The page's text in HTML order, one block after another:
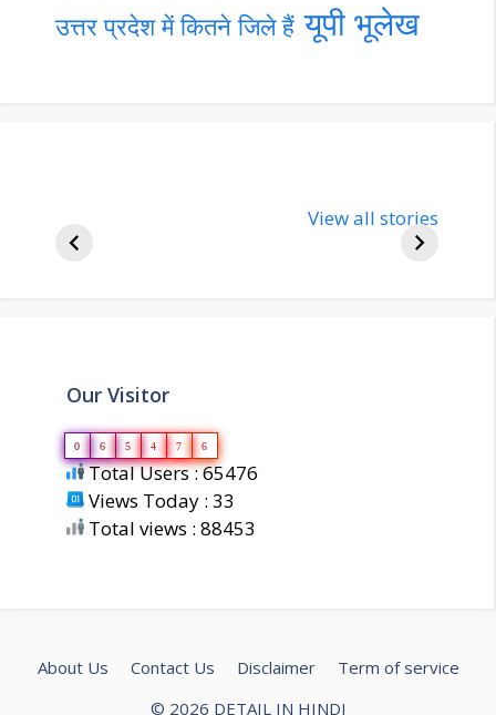
उत्तर प्रदेश में कितने जिले हैं यूपी भूलेख
bjp-india-
about
View all stories
Our Visitor
0 6 5 4 7 6
Total Users : 65476
Views Today : 33
Total views : 88453
About Us Contact Us Disclaimer
Term of service
© 2026 DETAIL IN HINDI